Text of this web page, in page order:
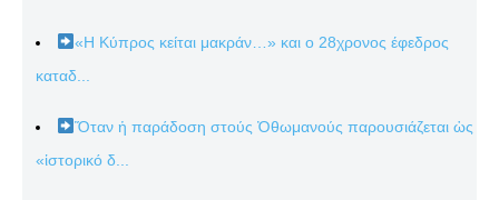
«Η Κύπρος κείται μακράν…» και ο 28χρονος έφεδρος
καταδ...
Ὅταν ἡ παράδοση στούς Ὀθωμανούς παρουσιάζεται ὡς
«ἱστορικό δ...